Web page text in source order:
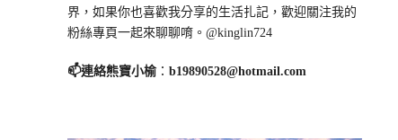
界，如果你也喜歡我分享的生活扎記，歡迎關注我的
粉絲專頁一起來聊聊唷。@kinglin724
📫連絡熊寶小榆： b19890528@hotmail.com